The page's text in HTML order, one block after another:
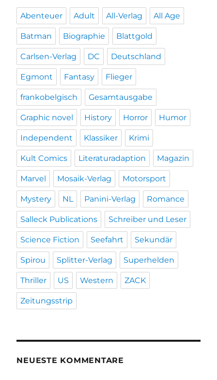
Abenteuer Adult All-Verlag All Age
Batman Biographie Blattgold
Carlsen-Verlag DC Deutschland
Egmont Fantasy Flieger
frankobelgisch Gesamtausgabe
Graphic novel History Horror Humor
Independent Klassiker Krimi
Kult Comics Literaturadaption Magazin
Marvel Mosaik-Verlag Motorsport
Mystery NL Panini-Verlag Romance
Salleck Publications Schreiber und Leser
Science Fiction Seefahrt Sekundär
Spirou Splitter-Verlag Superhelden
Thriller US Western ZACK
Zeitungsstrip
NEUESTE KOMMENTARE